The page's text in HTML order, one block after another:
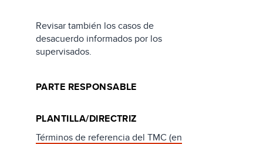
Revisar también los casos de
desacuerdo informados por los
supervisados.
PARTE RESPONSABLE
PLANTILLA/DIRECTRIZ
Términos de referencia del TMC (en